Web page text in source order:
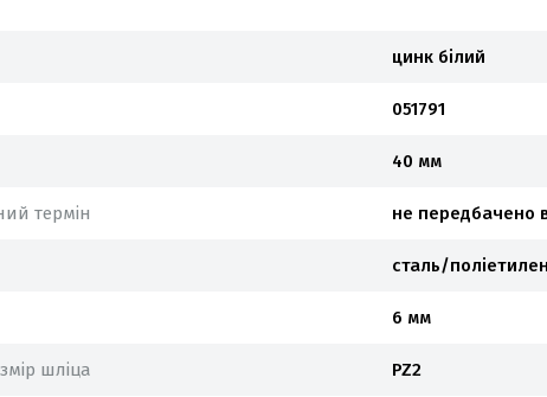
цинк білий
051791
40 мм
термін не передбачено
сталь/поліетилен
6 мм
шліца PZ2